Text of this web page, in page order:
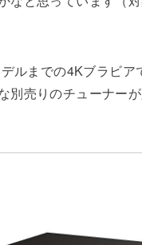
ルまでの4Kブラビア
別売りのチューナー